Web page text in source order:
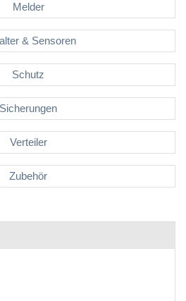
Melder
& Sensoren
Schutz
Sicherungen
Verteiler
Zubehör